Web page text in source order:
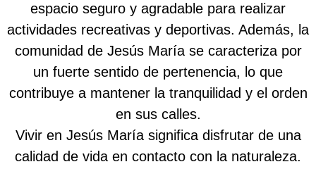
espacio seguro y agradable para realizar
actividades recreativas y deportivas. Además, la
comunidad de Jesús María se caracteriza por
un fuerte sentido de pertenencia, lo que
contribuye a mantener la tranquilidad y el orden
en sus calles.
Vivir en Jesús María significa disfrutar de una
calidad de vida en contacto con la naturaleza.